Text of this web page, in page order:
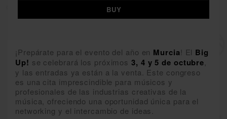
BUY
¡Prepárate para el evento del año en Murcia ! El Big
Up! se celebrará los próximos3, 4 y 5 de octubre
y las entradas ya están a la venta. Este congreso
es una cita imprescindible para músicos y
profesionales de las industrias creativas de la
música, ofreciendo una oportunidad única para el
networking y el intercambio de ideas.